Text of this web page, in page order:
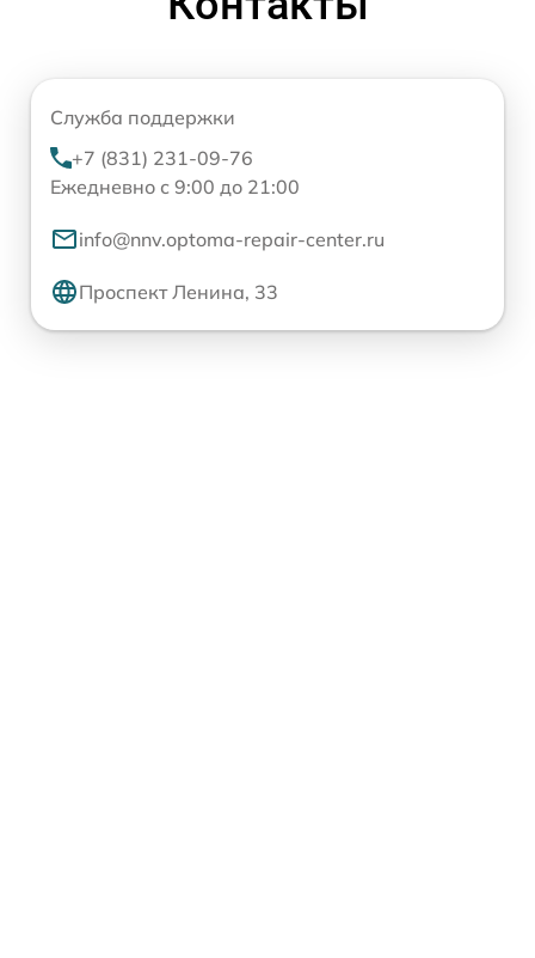
Служба поддержки
+7 (831) 231-09-76
Ежедневно с 9:00 до 21:00
info@nnv.optoma-repair-center.ru
Проспект Ленина, 33